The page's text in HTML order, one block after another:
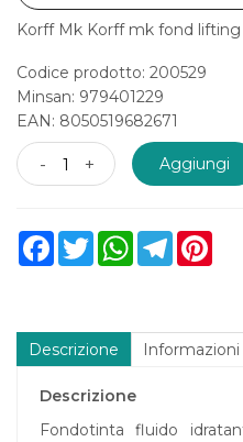
Korff Mk Korff mk fond
Codice prodotto: 200529
Minsan: 979401229
EAN: 8050519682671
- + Aggiungi
FacebookTwitterWhatsAppTelegram
Descrizione Informazioni
Descrizione
Fondotinta fluido